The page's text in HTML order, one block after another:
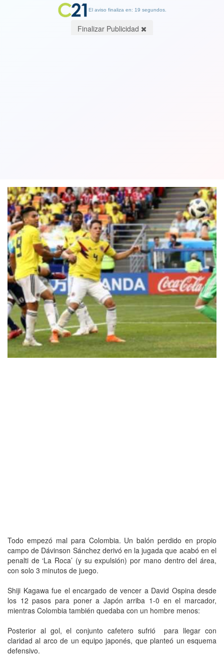
Todo empezó mal para Colombia. Un balón perdido en propio
campo de Dávinson Sánchez derivó en la jugada que acabó en el
penalti de ‘La Roca’ (y su expulsión) por mano dentro del área,
con solo 3 minutos de juego.
Shiji Kagawa fue el encargado de vencer a David Ospina desde
los 12 pasos para poner a Japón arriba 1-0 en el marcador,
mientras Colombia también quedaba con un hombre menos:
Posterior al gol, el conjunto cafetero sufrió para llegar con
claridad al arco de un equipo japonés, que planteó un esquema
defensivo.
El aviso finaliza en: 19 segundos.
Finalizar Publicidad